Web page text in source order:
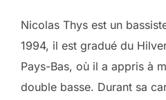
Nicolas Thys est un
1994, il est gradué du
Pays-Bas, où il a appris à
double basse. Durant sa